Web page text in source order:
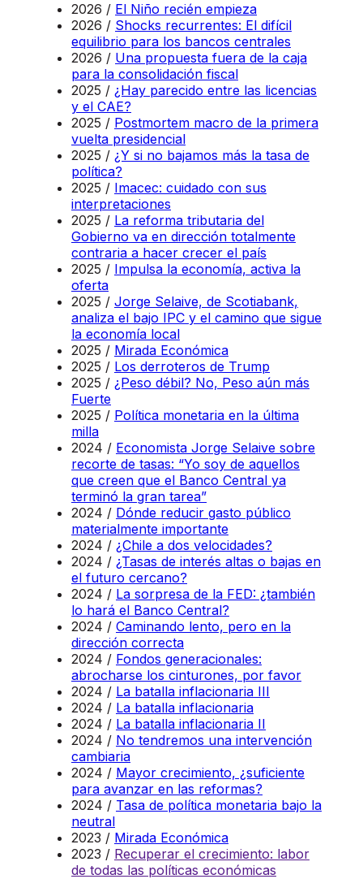
2026 / El Niño recién empieza
2026 / Shocks recurrentes: El difícil
equilibrio para los bancos centrales
2026 / Una propuesta fuera de la caja
para la consolidación fiscal
2025 / ¿Hay parecido entre las licencias
y el CAE?
2025 / Postmortem macro de la primera
vuelta presidencial
2025 / ¿Y si no bajamos más la tasa de
política?
2025 / Imacec: cuidado con sus
interpretaciones
2025 / La reforma tributaria del
Gobierno va en dirección totalmente
contraria a hacer crecer el país
2025 / Impulsa la economía, activa la
oferta
2025 / Jorge Selaive, de Scotiabank,
analiza el bajo IPC y el camino que sigue
la economía local
2025 / Mirada Económica
2025 / Los derroteros de Trump
2025 / ¿Peso débil? No, Peso aún más
Fuerte
2025 / Política monetaria en la última
milla
2024 / Economista Jorge Selaive sobre
recorte de tasas: “Yo soy de aquellos
que creen que el Banco Central ya
terminó la gran tarea”
2024 / Dónde reducir gasto público
materialmente importante
2024 / ¿Chile a dos velocidades?
2024 / ¿Tasas de interés altas o bajas en
el futuro cercano?
2024 / La sorpresa de la FED: ¿también
lo hará el Banco Central?
2024 / Caminando lento, pero en la
dirección correcta
2024 / Fondos generacionales:
abrocharse los cinturones, por favor
2024 / La batalla inflacionaria III
2024 / La batalla inflacionaria
2024 / La batalla inflacionaria II
2024 / No tendremos una intervención
cambiaria
2024 / Mayor crecimiento, ¿suficiente
para avanzar en las reformas?
2024 / Tasa de política monetaria bajo la
neutral
2023 / Mirada Económica
2023 / Recuperar el crecimiento: labor
de todas las políticas económicas